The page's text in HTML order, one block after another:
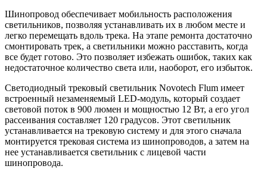
Шинопровод обеспечивает мобильность расположения
светильников, позволяя устанавливать их в любом месте и
легко перемещать вдоль трека. На этапе ремонта достаточно
смонтировать трек, а светильники можно расставить, когда
все будет готово. Это позволяет избежать ошибок, таких как
недостаточное количество света или, наоборот, его избыток.
Светодиодный трековый светильник Novotech Flum имеет
встроенный незаменяемый LED-модуль, который создает
световой поток в 900 люмен и мощностью 12 Вт, а его угол
рассеивания составляет 120 градусов. Этот светильник
устанавливается на трековую систему и для этого сначала
монтируется трековая система из шинопроводов, а затем на
нее устанавливается светильник с лицевой части
шинопровода.